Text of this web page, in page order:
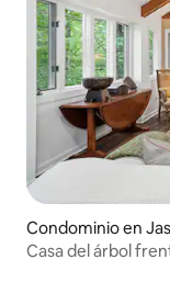
Condominio en
Casa del árbol